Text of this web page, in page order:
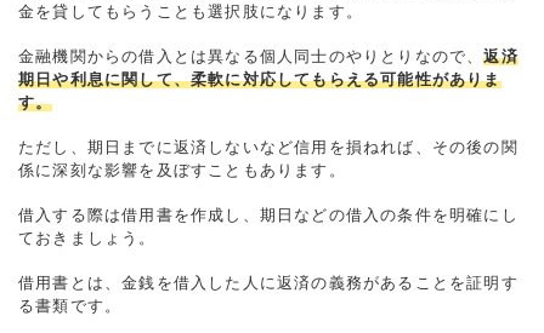
金を貸してもらうことも選択肢になります。
金融機関からの借入とは異なる個人同士のやりとりなので、返済
期日や利息に関して、柔軟に対応してもらえる可能性がありま
す。
ただし、期日までに返済しないなど信用を損ねれば、その後の関
係に深刻な影響を及ぼすこともあります。
借入する際は借用書を作成し、期日などの借入の条件を明確にし
ておきましょう。
借用書とは、金銭を借入した人に返済の義務があることを証明す
る書類です。